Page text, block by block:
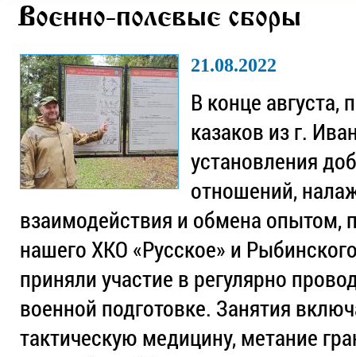
Военно-полевые сборы
21.08.2022
В конце
казаков из г.
установления
отношений,
взаимодействия и обмена опытом,
нашего ХКО «Русское» и
приняли участие в регулярно
военной подготовке. Занятия
тактическую медицину, метание